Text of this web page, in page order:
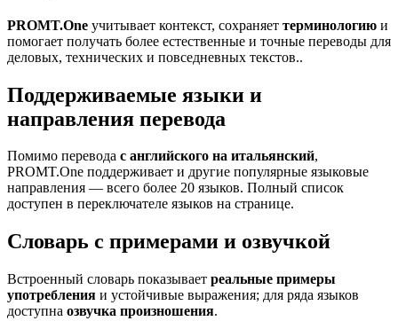
PROMT.One учитывает контекст, сохраняет терминологию и
помогает получать более естественные и точные переводы для
деловых, технических и повседневных текстов..
Поддерживаемые языки и
направления перевода
Помимо перевода с английского на итальянский,
PROMT.One поддерживает и другие популярные языковые
направления — всего более 20 языков. Полный список
доступен в переключателе языков на странице.
Словарь с примерами и озвучкой
Встроенный словарь показывает реальные примеры
употребления и устойчивые выражения; для ряда языков
доступна озвучка произношения.